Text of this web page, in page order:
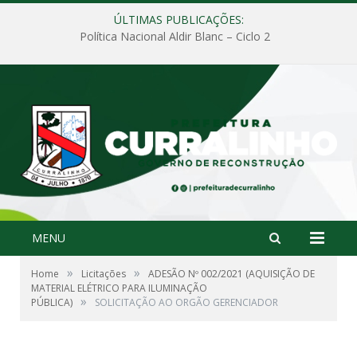
ÚLTIMAS PUBLICAÇÕES:
Política Nacional Aldir Blanc – Ciclo 2
MENU
Home » Licitações »
ADESÃO Nº 002/2021 (AQUISIÇÃO DE
MATERIAL ELÉTRICO PARA ILUMINAÇÃO
PÚBLICA) » SOLICITAÇÃO AO ORGÃO GERENCIADOR